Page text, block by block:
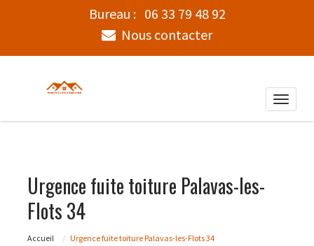
Bureau : 06 33 79 48 92
Nous contacter
Toggle
Urgence fuite toiture Palavas-les-
Flots 34
Accueil Urgence fuite toiture Palavas-les-Flots 34